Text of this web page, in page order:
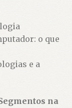
o que
e a
na